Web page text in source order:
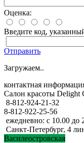
Оценка:
Введите код,
Отправить
Загружаем..
контактная
Салон красоты Delight
8-812-924-21-32
8-812-922-25-56
ежедневно: с 10.00 до
Санкт-Петербург, 4
Василеостровская